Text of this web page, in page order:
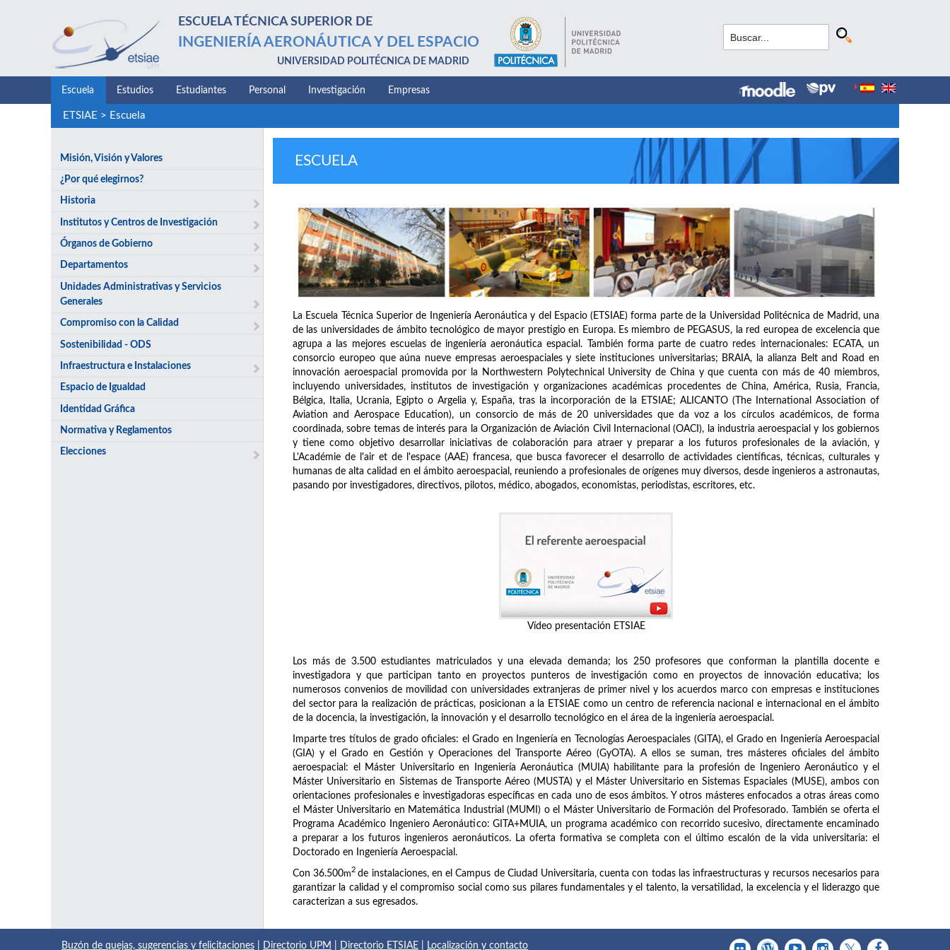
ESCUELA TÉCNICA SUPERIOR DE
INGENIERÍA AERONÁUTICA Y DEL ESPACIO
UNIVERSIDAD POLITÉCNICA DE MADRID
Escuela Estudios Estudiantes Personal Investigación Empresas
ETSIAE > Escuela
Misión, Visión y Valores
¿Por qué elegirnos?
Historia
Institutos y Centros de Investigación
Órganos de Gobierno
Departamentos
Unidades Administrativas y Servicios
Generales
Compromiso con la Calidad
Sostenibilidad - ODS
Infraestructura e Instalaciones
Espacio de Igualdad
Identidad Gráfica
Normativa y Reglamentos
Elecciones
ESCUELA
La Escuela Técnica Superior de Ingeniería Aeronáutica y del Espacio (ETSIAE) forma parte de la Universidad Politécnica de Madrid, una
de las universidades de ámbito tecnológico de mayor prestigio en Europa. Es miembro de PEGASUS, la red europea de excelencia que
agrupa a las mejores escuelas de ingeniería aeronáutica espacial. También forma parte de cuatro redes internacionales: ECATA, un
consorcio europeo que aúna nueve empresas aeroespaciales y siete instituciones universitarias; BRAIA, la alianza Belt and Road en
innovación aeroespacial promovida por la Northwestern Polytechnical University de China y que cuenta con más de 40 miembros,
incluyendo universidades, institutos de investigación y organizaciones académicas procedentes de China, América, Rusia, Francia,
Bélgica, Italia, Ucrania, Egipto o Argelia y, España, tras la incorporación de la ETSIAE; ALICANTO (The International Association of
Aviation and Aerospace Education), un consorcio de más de 20 universidades que da voz a los círculos académicos, de forma
coordinada, sobre temas de interés para la Organización de Aviación Civil Internacional (OACI), la industria aeroespacial y los gobiernos
y tiene como objetivo desarrollar iniciativas de colaboración para atraer y preparar a los futuros profesionales de la aviación, y
L'Académie de l'air et de l'espace (AAE) francesa, que busca favorecer el desarrollo de actividades científicas, técnicas, culturales y
humanas de alta calidad en el ámbito aeroespacial, reuniendo a profesionales de orígenes muy diversos, desde ingenieros a astronautas,
pasando por investigadores, directivos, pilotos, médico, abogados, economistas, periodistas, escritores, etc.
Vídeo presentación ETSIAE
Los más de 3.500 estudiantes matriculados y una elevada demanda; los 250 profesores que conforman la plantilla docente e
investigadora y que participan tanto en proyectos punteros de investigación como en proyectos de innovación educativa; los
numerosos convenios de movilidad con universidades extranjeras de primer nivel y los acuerdos marco con empresas e instituciones
del sector para la realización de prácticas, posicionan a la ETSIAE como un centro de referencia nacional e internacional en el ámbito
de la docencia, la investigación, la innovación y el desarrollo tecnológico en el área de la ingeniería aeroespacial.
Imparte tres títulos de grado oficiales: el Grado en Ingeniería en Tecnologías Aeroespaciales (GITA), el Grado en Ingeniería Aeroespacial
(GIA) y el Grado en Gestión y Operaciones del Transporte Aéreo (GyOTA). A ellos se suman, tres másteres oficiales del ámbito
aeroespacial: el Máster Universitario en Ingeniería Aeronáutica (MUIA) habilitante para la profesión de Ingeniero Aeronáutico y el
Máster Universitario en Sistemas de Transporte Aéreo (MUSTA) y el Máster Universitario en Sistemas Espaciales (MUSE), ambos con
orientaciones profesionales e investigadoras específicas en cada uno de esos ámbitos. Y otros másteres enfocados a otras áreas como
el Máster Universitario en Matemática Industrial (MUMI) o el Máster Universitario de Formación del Profesorado. También se oferta el
Programa Académico Ingeniero Aeronáutico: GITA+MUIA, un programa académico con recorrido sucesivo, directamente encaminado
a preparar a los futuros ingenieros aeronáuticos. La oferta formativa se completa con el último escalón de la vida universitaria: el
Doctorado en Ingeniería Aeroespacial.
Con 36.500m2 de instalaciones, en el Campus de Ciudad Universitaria, cuenta con todas las infraestructuras y recursos necesarios para
garantizar la calidad y el compromiso social como sus pilares fundamentales y el talento, la versatilidad, la excelencia y el liderazgo que
caracterizan a sus egresados.
Buzón de quejas, sugerencias y felicitaciones Directorio UPM Directorio ETSIAE Localización y contacto